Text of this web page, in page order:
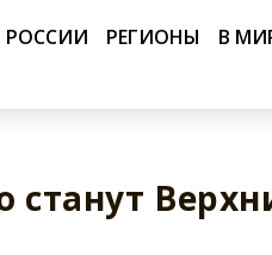
РОССИИ РЕГИОНЫ В
станут